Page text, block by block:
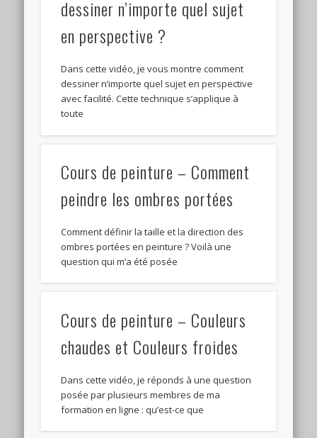
dessiner n’importe quel sujet
en perspective ?
Dans cette vidéo, je vous montre comment
dessiner n’importe quel sujet en perspective
avec facilité. Cette technique s’applique à
toute
Cours de peinture – Comment
peindre les ombres portées
Comment définir la taille et la direction des
ombres portées en peinture ? Voilà une
question qui m’a été posée
Cours de peinture – Couleurs
chaudes et Couleurs froides
Dans cette vidéo, je réponds à une question
posée par plusieurs membres de ma
formation en ligne : qu’est-ce que